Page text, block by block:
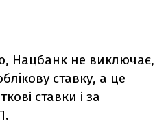
Нацбанк не виключає,
ставку, а це
ставки і за